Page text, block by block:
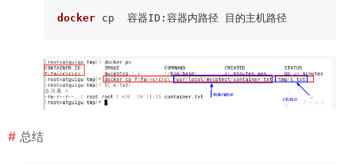
docker
总结